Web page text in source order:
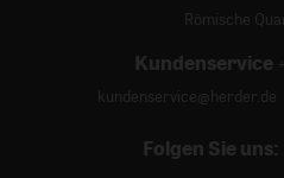
Römische
Kundenservice
kundenservice@herder.de
Folgen Sie uns: